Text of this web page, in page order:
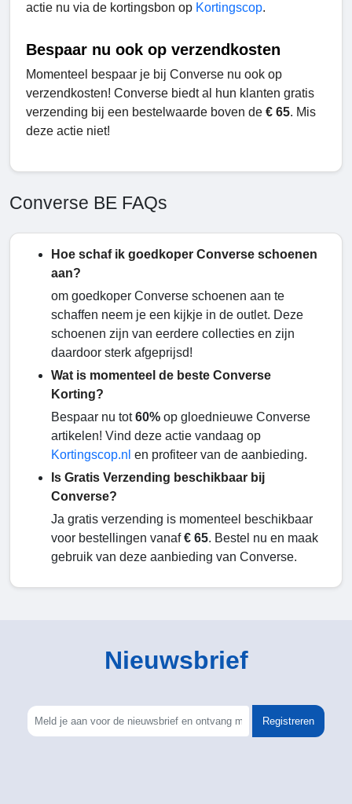
actie nu via de kortingsbon op Kortingscop.
Bespaar nu ook op verzendkosten
Momenteel bespaar je bij Converse nu ook op
verzendkosten! Converse biedt al hun klanten gratis
verzending bij een bestelwaarde boven de € 65. Mis
deze actie niet!
Converse BE FAQs
Hoe schaf ik goedkoper Converse schoenen
aan?
om goedkoper Converse schoenen aan te
schaffen neem je een kijkje in de outlet. Deze
schoenen zijn van eerdere collecties en zijn
daardoor sterk afgeprijsd!
Wat is momenteel de beste Converse
Korting?
Bespaar nu tot60% op gloednieuwe Converse
artikelen! Vind deze actie vandaag op
Kortingscop.nl en profiteer van de aanbieding.
Is Gratis Verzending beschikbaar bij
Converse?
Ja gratis verzending is momenteel beschikbaar
voor bestellingen vanaf€ 65. Bestel nu en maak
gebruik van deze aanbieding van Converse.
Nieuwsbrief
Registreren